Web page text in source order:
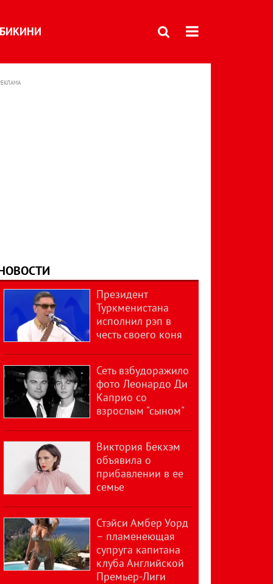
БИКИНИ
Президент
Туркменистана
исполнил рэп в
честь своего коня
Сеть взбудоражило
фото Леонардо Ди
Каприо со
взрослым "сыном"
Виктория Бекхэм
объявила о
прибавлении в ее
семье
Стэйси Амбер Уорд
– пламенеющая
супруга капитана
клуба Английской
Премьер-Лиги